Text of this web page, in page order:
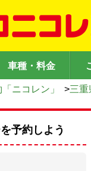
車種・料金
ニコレン」 >三重
予約しよう